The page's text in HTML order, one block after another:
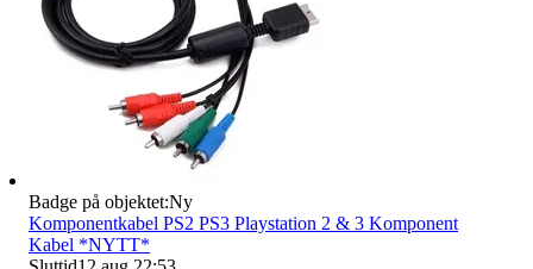
Badge på objektet:Ny
Komponentkabel PS2 PS3 Playstation 2 & 3 Komponent
Kabel *NYTT*